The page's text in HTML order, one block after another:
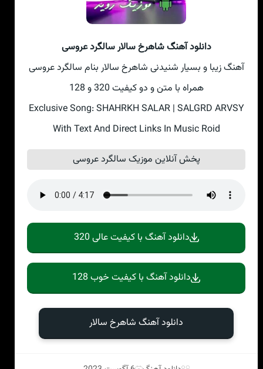
دانلود آهنگ شاهرخ سالار سالگرد عروسی
آهنگ زیبا و بسیار شنیدنی شاهرخ سالار بنام سالگرد عروسی
همراه با متن و دو کیفیت 320 و 128
Exclusive Song: SHAHRKH SALAR | SALGRD ARVSY
With Text And Direct Links In Music Roid
پخش آنلاین موزیک سالگرد عروسی
دانلود آهنگ با کیفیت عالی 320
دانلود آهنگ با کیفیت خوب 128
دانلود آهنگ شاهرخ سالار